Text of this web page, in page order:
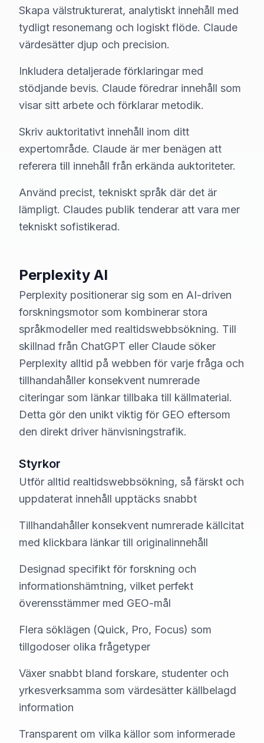
Skapa välstrukturerat, analytiskt innehåll med
tydligt resonemang och logiskt flöde. Claude
värdesätter djup och precision.
Inkludera detaljerade förklaringar med
stödjande bevis. Claude föredrar innehåll som
visar sitt arbete och förklarar metodik.
Skriv auktoritativt innehåll inom ditt
expertområde. Claude är mer benägen att
referera till innehåll från erkända auktoriteter.
Använd precist, tekniskt språk där det är
lämpligt. Claudes publik tenderar att vara mer
tekniskt sofistikerad.
Perplexity AI
Perplexity positionerar sig som en AI-driven
forskningsmotor som kombinerar stora
språkmodeller med realtidswebbsökning. Till
skillnad från ChatGPT eller Claude söker
Perplexity alltid på webben för varje fråga och
tillhandahåller konsekvent numrerade
citeringar som länkar tillbaka till källmaterial.
Detta gör den unikt viktig för GEO eftersom
den direkt driver hänvisningstrafik.
Styrkor
Utför alltid realtidswebbsökning, så färskt och
uppdaterat innehåll upptäcks snabbt
Tillhandahåller konsekvent numrerade källcitat
med klickbara länkar till originalinnehåll
Designad specifikt för forskning och
informationshämtning, vilket perfekt
överensstämmer med GEO-mål
Flera söklägen (Quick, Pro, Focus) som
tillgodoser olika frågetyper
Växer snabbt bland forskare, studenter och
yrkesverksamma som värdesätter källbelagd
information
Transparent om vilka källor som informerade